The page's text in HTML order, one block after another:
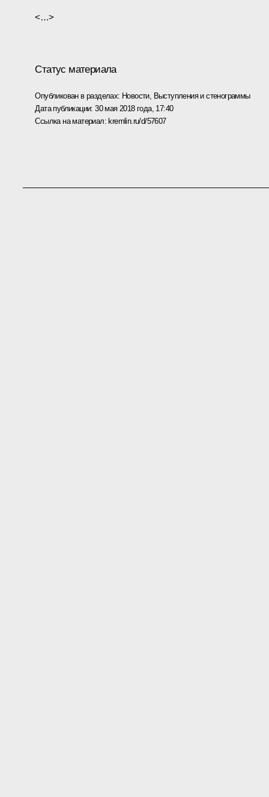
<…>
Статус материала
Опубликован в разделах: Новости, Выступления и стенограммы
Дата публикации:30 мая 2018 года, 17:40
Ссылка на материал: kremlin.ru/d/57607